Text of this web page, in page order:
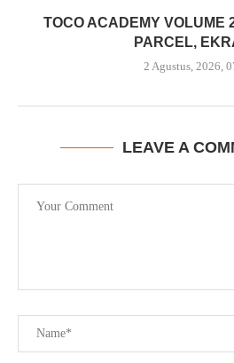
TOCO ACADEMY VOLUME
PARCEL,
2 Agustus, 2026,
LEAVE A